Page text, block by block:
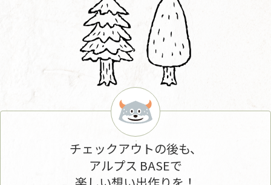
チェックアウトの後も、
アルプス BASEで